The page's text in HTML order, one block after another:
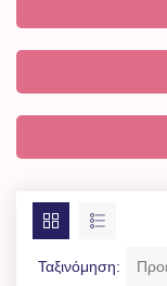
Ταξινόμηση: